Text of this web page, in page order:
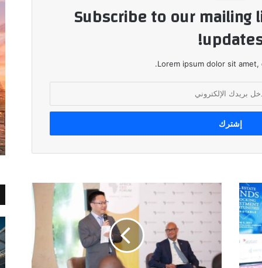
Subscribe to our mailing
Lorem ipsum dolor sit amet,
هواوي
تبرز
التزامها
بالتحول
الرقمي
الشامل
والمستدام